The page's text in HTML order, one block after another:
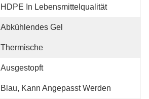
HDPE In Lebensmittelqualität
Abkühlendes Gel
Thermische
Ausgestopft
Blau, Kann Angepasst Werden